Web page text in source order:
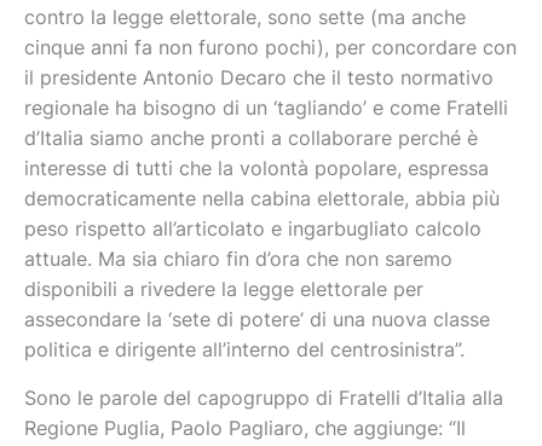
contro la legge elettorale, sono sette (ma anche
cinque anni fa non furono pochi), per concordare con
il presidente Antonio Decaro che il testo normativo
regionale ha bisogno di un ‘tagliando’ e come Fratelli
d’Italia siamo anche pronti a collaborare perché è
interesse di tutti che la volontà popolare, espressa
democraticamente nella cabina elettorale, abbia più
peso rispetto all’articolato e ingarbugliato calcolo
attuale. Ma sia chiaro fin d’ora che non saremo
disponibili a rivedere la legge elettorale per
assecondare la ‘sete di potere’ di una nuova classe
politica e dirigente all’interno del centrosinistra”.
Sono le parole del capogruppo di Fratelli d’Italia alla
Regione Puglia, Paolo Pagliaro, che aggiunge: “Il